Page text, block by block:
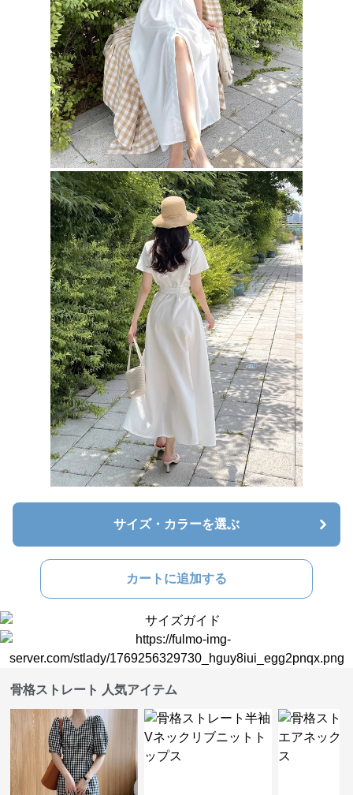
サイズ・カラーを選ぶ
カートに追加する
骨格ストレート 人気アイテム